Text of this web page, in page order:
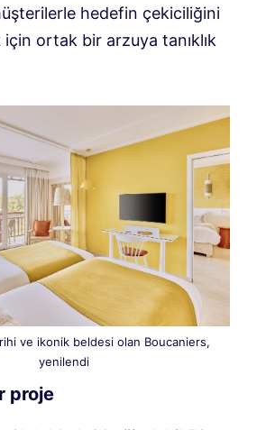
hedefin çekiciliğini
ortak bir arzuya tanıklık
ve ikonik beldesi olan Boucaniers,
yenilendi
proje